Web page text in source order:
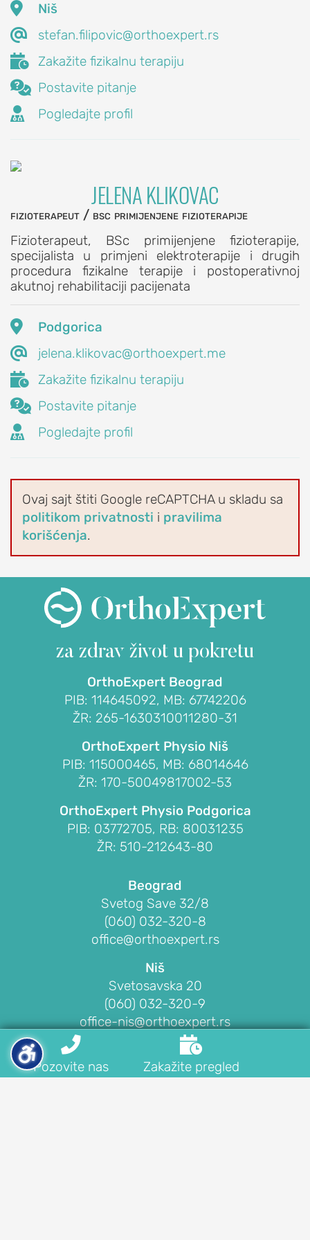
Ostavite
komentar
Postavite
pitanje
Zakažite
 Niš
 stefan.filipovic@orthoexpert.rs
 Zakažite fizikalnu terapiju
 Postavite pitanje
 Pogledajte profil
JELENA KLIKOVAC
fizioterapeut / bsc primijenjene fizioterapije
Fizioterapeut, BSc primijenjene fizioterapije,
specijalista u primjeni elektroterapije i drugih
procedura fizikalne terapije i postoperativnoj
akutnoj rehabilitaciji pacijenata
 Podgorica
 jelena.klikovac@orthoexpert.me
 Zakažite fizikalnu terapiju
 Postavite pitanje
 Pogledajte profil
Ovaj sajt štiti Google reCAPTCHA u skladu sa
politikom privatnosti i pravilima
korišćenja.
za zdrav život u pokretu
OrthoExpert Beograd
PIB: 114645092, MB: 67742206
ŽR: 265-1630310011280-31
OrthoExpert Physio Niš
PIB: 115000465, MB: 68014646
ŽR: 170-50049817002-53
OrthoExpert Physio Podgorica
PIB: 03772705, RB: 80031235
ŽR: 510-212643-80
Beograd
Svetog Save 32/8
(060) 032-320-8
office@orthoexpert.rs
Niš
Svetosavska 20
(060) 032-320-9
office-nis@orthoexpert.rs
Ankarski bulevar 35 L1, Podgorica

Pozovite nas

Zakažite pregled